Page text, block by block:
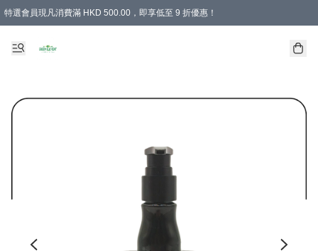
特選會員現凡消費滿 HKD 500.00，即享低至 9 折優惠！